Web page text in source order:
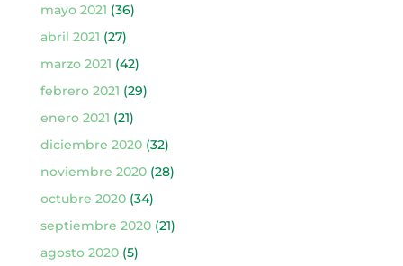
mayo 2021 (36)
abril 2021 (27)
marzo 2021 (42)
febrero 2021 (29)
enero 2021 (21)
diciembre 2020(32)
noviembre 2020(28)
octubre 2020(34)
septiembre 2020(21)
agosto 2020(5)